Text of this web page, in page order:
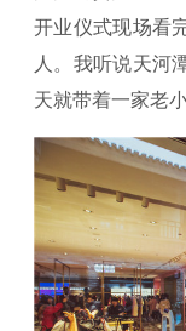
开业仪式现场看
人。我听说天河
天就带着一家老